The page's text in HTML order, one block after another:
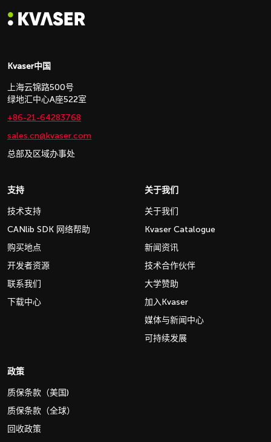
Kvaser中国
上海云锦路500号
绿地汇中心A座522室
+86-21-64283768
sales.cn@kvaser.com
总部及区域办事处
支持
技术支持
CANlib SDK 网络帮助
购买地点
开发者资源
联系我们
下载中心
关于我们
关于我们
Kvaser Catalogue
新闻资讯
技术合作伙伴
大学赞助
加入Kvaser
媒体与新闻中心
可持续发展
政策
质保条款（美国)
质保条款（全球）
回收政策